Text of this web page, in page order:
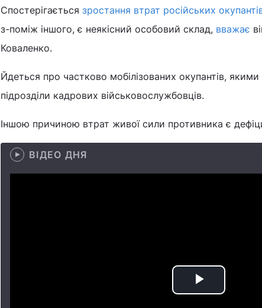
Спостерігається зростання втрат російських окупантів
з-поміж іншого, є неякісний особовий склад, вважає
Коваленко.
Йдеться про частково мобілізованих окупантів,
підрозділи кадрових військовослужбовців.
Іншою причиною втрат живої сили противника є
ВІДЕО ДНЯ
Play